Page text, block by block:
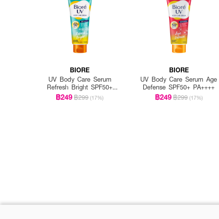
BIORE
UV Body Care Serum
Refresh Bright SPF50+
PA++++
฿249฿299 (17%)
BIORE
UV Body Care Serum Age
Defense SPF50+ PA++++
฿249฿299 (17%)